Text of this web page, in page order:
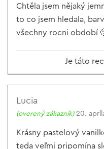
Chtěla jsem nějaký
to co jsem hledala,
všechny rocni období
Je táto
Lucia
(overený zákazník) 20.
Krásny pastelový
teda veľmi pripomína